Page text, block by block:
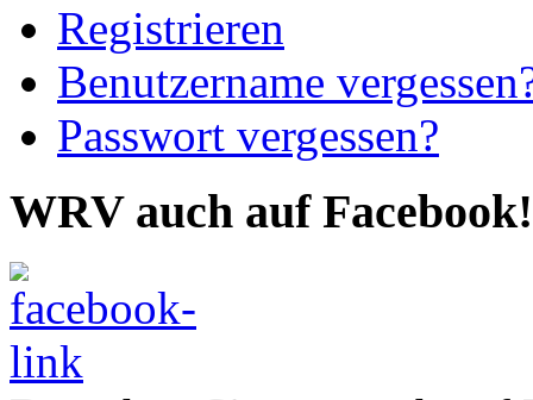
Registrieren
Benutzername
Passwort vergessen?
WRV auch auf Facebook!